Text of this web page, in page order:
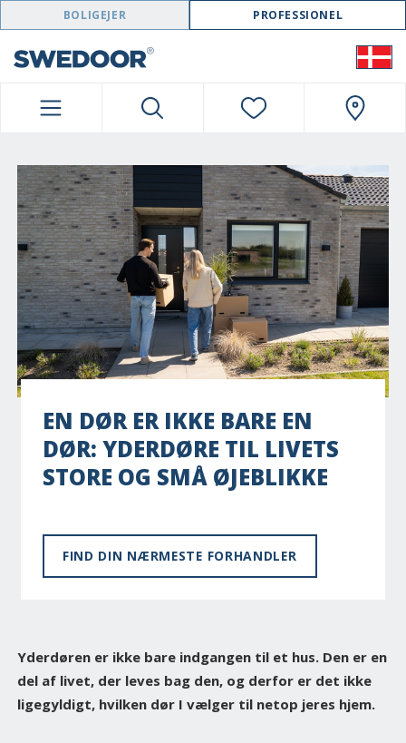
SWEDOOR NAVIGATION
BOLIGEJER PROFESSIONEL
EN DØR ER IKKE BARE EN
DØR: YDERDØRE TIL LIVETS
STORE OG SMÅ ØJEBLIKKE
FIND DIN NÆRMESTE FORHANDLER
Yderdøren er ikke bare indgangen til et hus. Den er en
del af livet, der leves bag den, og derfor er det ikke
ligegyldigt, hvilken dør I vælger til netop jeres hjem.